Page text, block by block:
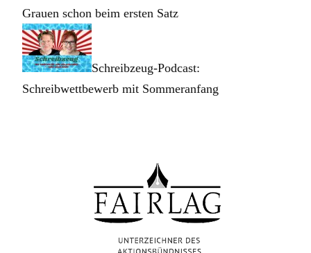
Grauen schon beim ersten Satz
Schreibzeug-Podcast:
Schreibwettbewerb mit Sommeranfang